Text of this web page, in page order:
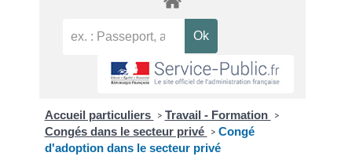
Accueil particuliers > Travail - Formation >
Congés dans le secteur privé > Congé
d'adoption dans le secteur privé